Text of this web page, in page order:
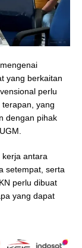
yang berkaitan
perlu
yang
dengan pihak
kerja antara
setempat, serta
perlu dibuat
yang dapat